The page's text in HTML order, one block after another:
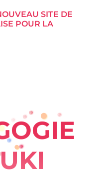
SITE DE
POUR LA